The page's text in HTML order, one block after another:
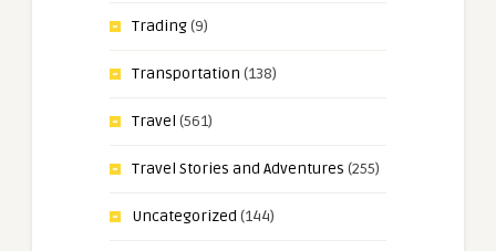
Trading(9)
Transportation (138)
Travel (561)
Travel Stories and Adventures (255)
Uncategorized (144)